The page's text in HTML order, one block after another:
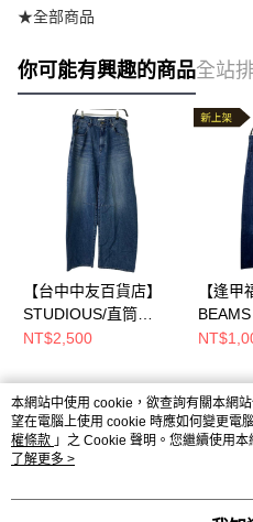
★全部商品
你可能有興趣的商品全站
【台中中友百貨店】
STUDIOUS/直筒
褲/2/115240594
NT$2,500
【逢甲
褲/38/
熱門標籤
本網站中使用 cookie，欲查詢有關本網
望在電腦上使用 cookie 時應如何變更電
權條款 」之 Cookie 聲明。您繼續使用
用條款之 Cookie 聲明使用 cookie。
了解更多 >